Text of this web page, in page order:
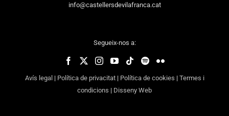
info@castellersdevilafranca.cat
Segueix-nos a:
Avís legal| Política de privacitat| Política de cookies | Termes i
condicions | Disseny Web